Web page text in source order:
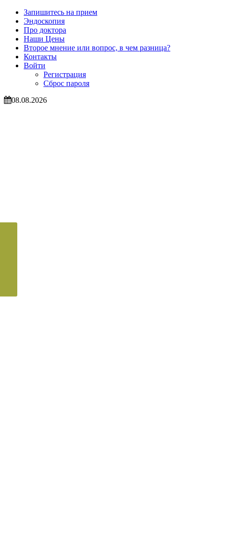
Запишитесь на прием
Эндоскопия
Про доктора
Наши Цены
Второе мнение или вопрос, в чем разница?
Контакты
Войти
Регистрация
Сброс пароля
08.08.2026